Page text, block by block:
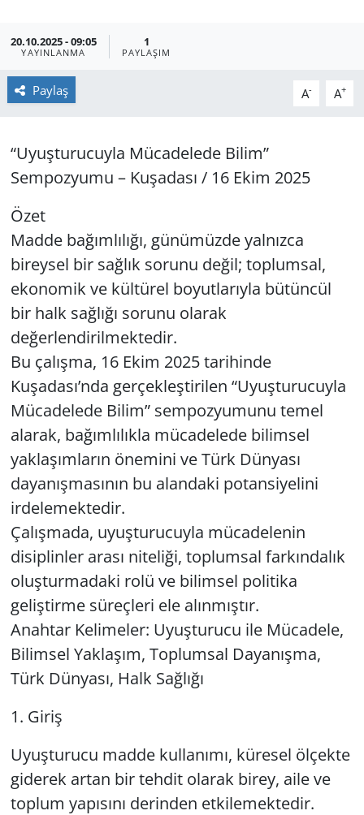
20.10.2025 - 09:05
YAYINLANMA
1
PAYLAŞIM
Paylaş A- A+
“Uyuşturucuyla Mücadelede Bilim”
Sempozyumu – Kuşadası / 16 Ekim 2025
Özet
Madde bağımlılığı, günümüzde yalnızca
bireysel bir sağlık sorunu değil; toplumsal,
ekonomik ve kültürel boyutlarıyla bütüncül
bir halk sağlığı sorunu olarak
değerlendirilmektedir.
Bu çalışma, 16 Ekim 2025 tarihinde
Kuşadası’nda gerçekleştirilen “Uyuşturucuyla
Mücadelede Bilim” sempozyumunu temel
alarak, bağımlılıkla mücadelede bilimsel
yaklaşımların önemini ve Türk Dünyası
dayanışmasının bu alandaki potansiyelini
irdelemektedir.
Çalışmada, uyuşturucuyla mücadelenin
disiplinler arası niteliği, toplumsal farkındalık
oluşturmadaki rolü ve bilimsel politika
geliştirme süreçleri ele alınmıştır.
Anahtar Kelimeler: Uyuşturucu ile Mücadele,
Bilimsel Yaklaşım, Toplumsal Dayanışma,
Türk Dünyası, Halk Sağlığı
1. Giriş
Uyuşturucu madde kullanımı, küresel ölçekte
giderek artan bir tehdit olarak birey, aile ve
toplum yapısını derinden etkilemektedir.
MAGAZİN
RESMİ İLANLAR
SAĞLIK
SİYASET
SPOR
Yerel